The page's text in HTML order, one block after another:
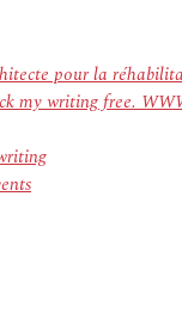
pour la
my writing free.